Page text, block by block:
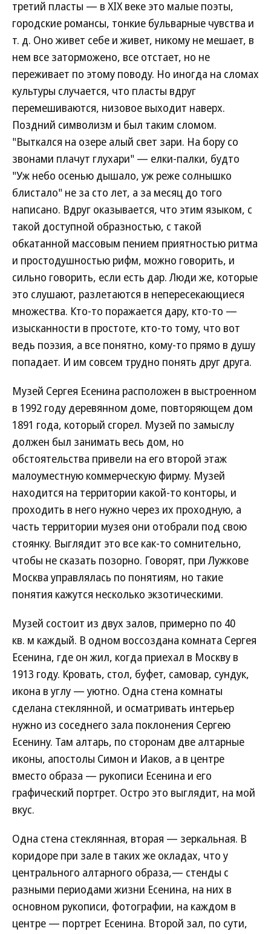
третий пласты — в XIX веке это малые поэты,
городские романсы, тонкие бульварные чувства и
т. д. Оно живет себе и живет, никому не мешает, в
нем все заторможено, все отстает, но не
переживает по этому поводу. Но иногда на сломах
культуры случается, что пласты вдруг
перемешиваются, низовое выходит наверх.
Поздний символизм и был таким сломом.
"Выткался на озере алый свет зари. На бору со
звонами плачут глухари" — елки-палки, будто
"Уж небо осенью дышало, уж реже солнышко
блистало" не за сто лет, а за месяц до того
написано. Вдруг оказывается, что этим языком, с
такой доступной образностью, с такой
обкатанной массовым пением приятностью ритма
и простодушностью рифм, можно говорить, и
сильно говорить, если есть дар. Люди же, которые
это слушают, разлетаются в непересекающиеся
множества. Кто-то поражается дару, кто-то —
изысканности в простоте, кто-то тому, что вот
ведь поэзия, а все понятно, кому-то прямо в душу
попадает. И им совсем трудно понять друг друга.
Музей Сергея Есенина расположен в выстроенном
в 1992 году деревянном доме, повторяющем дом
1891 года, который сгорел. Музей по замыслу
должен был занимать весь дом, но
обстоятельства привели на его второй этаж
малоуместную коммерческую фирму. Музей
находится на территории какой-то конторы, и
проходить в него нужно через их проходную, а
часть территории музея они отобрали под свою
стоянку. Выглядит это все как-то сомнительно,
чтобы не сказать позорно. Говорят, при Лужкове
Москва управлялась по понятиям, но такие
понятия кажутся несколько экзотическими.
Музей состоит из двух залов, примерно по 40
кв. м каждый. В одном воссоздана комната Сергея
Есенина, где он жил, когда приехал в Москву в
1913 году. Кровать, стол, буфет, самовар, сундук,
икона в углу — уютно. Одна стена комнаты
сделана стеклянной, и осматривать интерьер
нужно из соседнего зала поклонения Сергею
Есенину. Там алтарь, по сторонам две алтарные
иконы, апостолы Симон и Иаков, а в центре
вместо образа — рукописи Есенина и его
графический портрет. Остро это выглядит, на мой
вкус.
Одна стена стеклянная, вторая — зеркальная. В
коридоре при зале в таких же окладах, что у
центрального алтарного образа,— стенды с
разными периодами жизни Есенина, на них в
основном рукописи, фотографии, на каждом в
центре — портрет Есенина. Второй зал, по сути,